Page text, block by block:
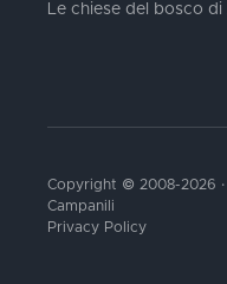
Le chiese del bosco di
Copyright © 2008-2026 ·
Campanili
Privacy Policy